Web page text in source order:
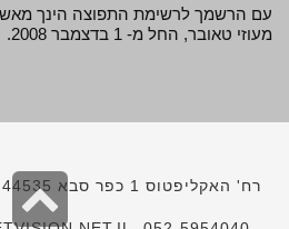
עם הרשמך לרשימת התפוצה הינך
מעוזי טאובר, החל מ- 1 בדצמבר 2008.